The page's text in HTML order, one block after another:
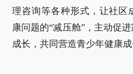
理咨询等各种形式，让社区
康问题的“减压舱”，主动促
成长，共同营造青少年健康成